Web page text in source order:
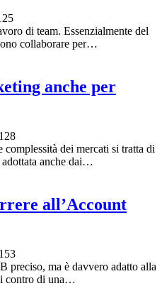
di team. Essenzialmente del
collaborare per…
anche per
128
dei mercati si tratta di
adottata anche dai…
all’Account
153
ma è davvero adatto alla
i contro di una…